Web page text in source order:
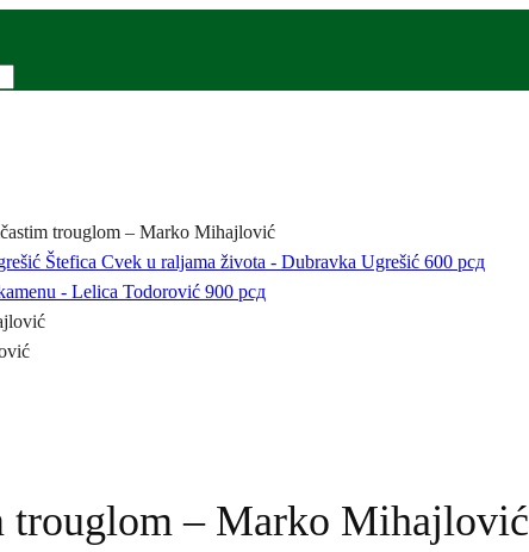
trouglom – Marko Mihajlović
Štefica Cvek u raljama života - Dubravka Ugrešić 600 рсд
- Lelica Todorović 900 рсд
trouglom – Marko Mihajlović